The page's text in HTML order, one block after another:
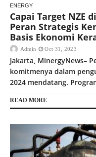
ENERGY
Capai Target NZE
Peran Strategis
Basis Ekonomi
Admin Oct 31, 2023
Jakarta, MinergyNews–
komitmenya dalam
2024 mendatang.
READ MORE